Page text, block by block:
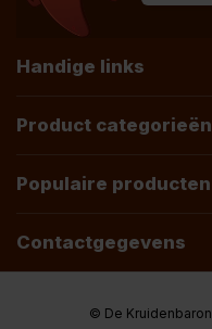
Handige links
Product categorieën
Populaire producten
Contactgegevens
© De Kruidenbaron